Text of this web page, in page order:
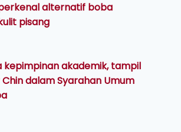
alternatif boba
pisang
kepimpinan akademik, tampil
Chin dalam Syarahan Umum